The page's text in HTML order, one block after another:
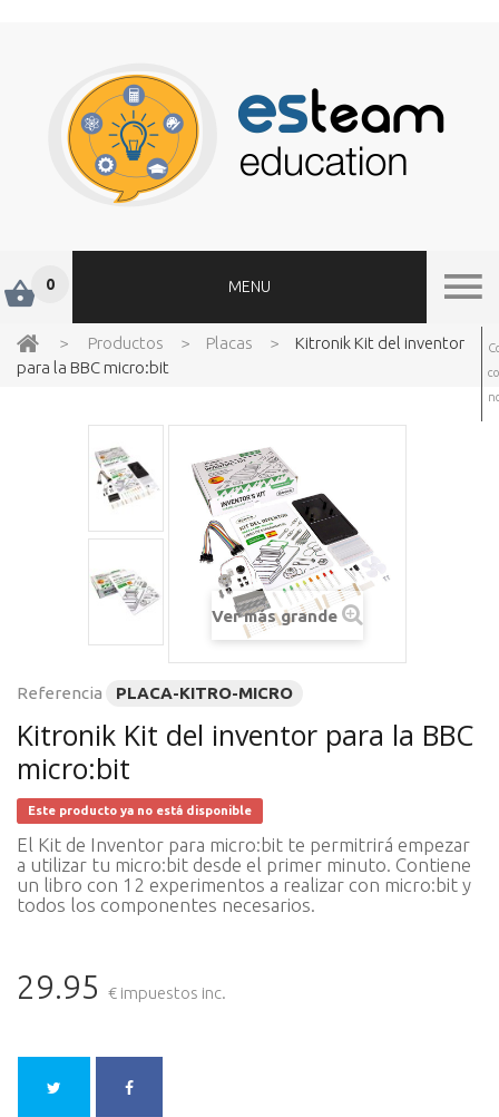
0 MENU
> Productos > Placas >
Kitronik Kit del inventor
para la BBC micro:bit
Ver más grande
Referencia PLACA-KITRO-MICRO
Kitronik Kit del inventor para la BBC
micro:bit
Este producto ya no está disponible
El Kit de Inventor para micro:bit te permitrirá empezar
a utilizar tu micro:bit desde el primer minuto. Contiene
un libro con 12 experimentos a realizar con micro:bit y
todos los componentes necesarios.
29.95 € impuestos inc.